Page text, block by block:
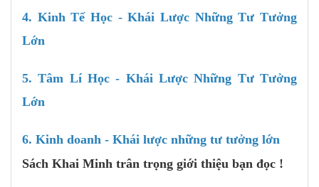
4. Kinh Tế Học - Khái Lược Những Tư Tưởng
Lớn
5. Tâm Lí Học - Khái Lược Những Tư Tưởng
Lớn
6. Kinh doanh - Khái lược những tư tưởng lớn
Sách Khai Minh trân trọng giới thiệu bạn đọc !